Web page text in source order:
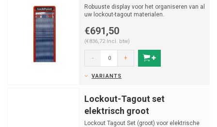
Robuuste display voor het organiseren van al
uw lockout-tagout materialen.
€691,50
(€836,72 Incl. btw)
- +
VARIANTS
Lockout-Tagout set
elektrisch groot
Lockout Tagout Set (groot) voor elektrische